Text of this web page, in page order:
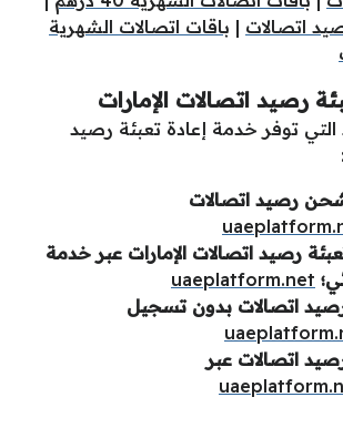
اتصالات | باقات اتصالات الشهرية
رصيد اتصالات الإمارات
التي توفر خدمة إعادة تعبئة رصيد
شحن رصيد اتصالات
رصيد اتصالات الإمارات عبر خدمة
uaeplatform.net
اتصالات بدون تسجيل
اتصالات عبر